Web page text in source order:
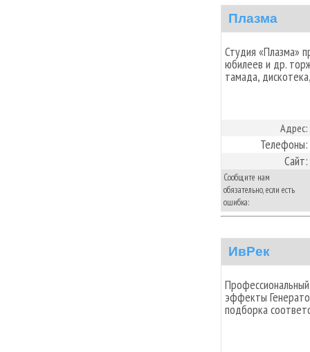
Плазма
Студия «Плазма»
юбилеев и др.
тамада,
Адрес:
Телефоны:
Сайт:
Сообщите нам
обязательно, если есть
ошибка:
ИвРек
эффекты
подборка